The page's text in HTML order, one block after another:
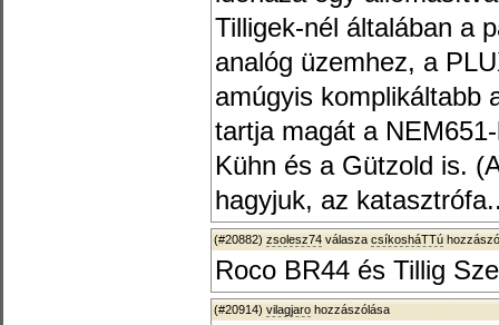
Tilligek-nél általában a
analóg üzemhez, a
amúgyis komplikáltabb
tartja magát a
Kühn és a Gützold is.
hagyjuk, az
(#20882) zsolesz74 válasza csíkosháTTú
Roco BR44 és Tillig
(#20914) vilagjaro hozzászólása